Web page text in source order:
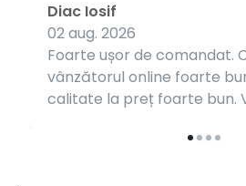
Foarte ușor de comandat.
vânzătorul online foarte
calitate la preț foarte bun.
Diac Iosif
02 aug. 2026